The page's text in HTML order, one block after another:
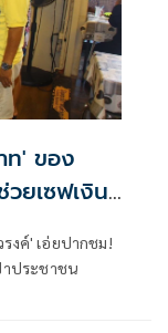
ท' ของ
ากชม!
าประชาชน